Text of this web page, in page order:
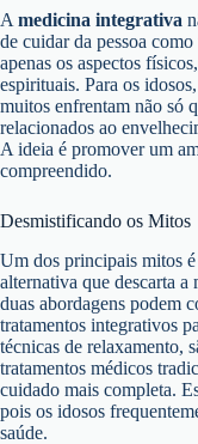
A medicina integrativa
de cuidar da pessoa
apenas os aspectos
espirituais. Para os
muitos enfrentam não só
relacionados ao
A ideia é promover um
compreendido.
Desmistificando os Mitos
Um dos principais mitos é
alternativa que descarta
duas abordagens podem
tratamentos integrativos
técnicas de relaxamento,
tratamentos médicos
cuidado mais completa.
pois os idosos
saúde.